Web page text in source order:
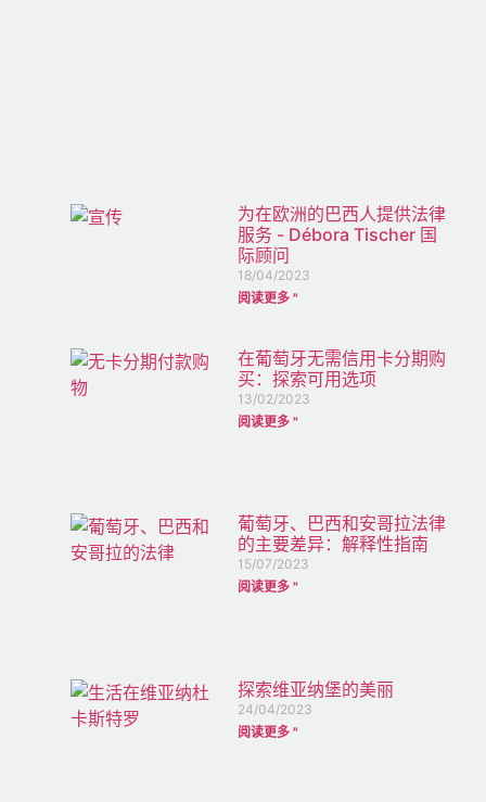
为在欧洲的巴西人提供法律
服务 - Débora Tischer 国
际顾问
18/04/2023
阅读更多 "
在葡萄牙无需信用卡分期购
买：探索可用选项
13/02/2023
阅读更多 "
葡萄牙、巴西和安哥拉法律
的主要差异：解释性指南
15/07/2023
阅读更多 "
探索维亚纳堡的美丽
24/04/2023
阅读更多 "